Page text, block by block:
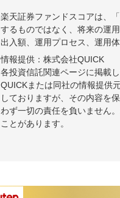
楽天証券ファンドスコアは、
するものではなく、将来の運
出入額、運用プロセス、運用
情報提供：株式会社QUICK
各投資信託関連ページに掲載
QUICKまたは同社の情報提供
しておりますが、その内容を
わず一切の責任を負いません
ことがあります。